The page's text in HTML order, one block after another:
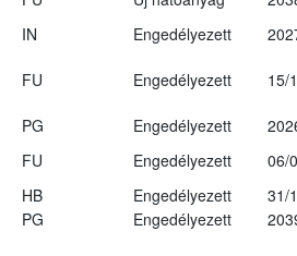
IN Engedélyezett
FU Engedélyezett 15/
PG Engedélyezett
FU Engedélyezett
06/
HB Engedélyezett
31/
PG Engedélyezett